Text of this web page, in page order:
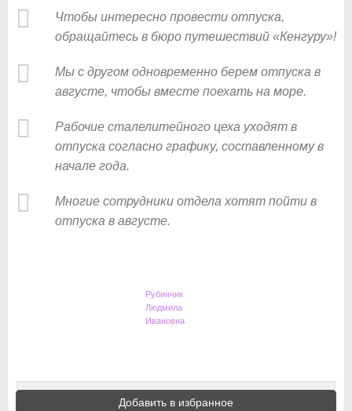
Чтобы интересно провести отпуска,
обращайтесь в бюро путешествий «Кенгуру»!
Мы с другом одновременно берем отпуска в
августе, чтобы вместе поехать на море.
Рабочие сталелитейного цеха уходят в
отпуска согласно графику, составленному в
начале года.
Многие сотрудники отдела хотят пойти в
отпуска в августе.
Рубинчик
Людмила
Ивановна
Добавить в избранное